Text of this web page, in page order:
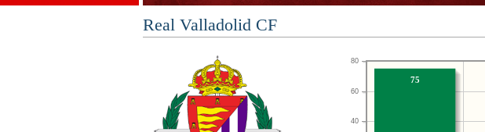
Real Valladolid CF
40
60
80
75